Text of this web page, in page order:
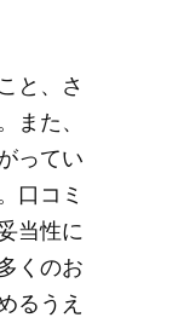
と、さ
た、
ってい
口コミ
当性に
くのお
るうえ